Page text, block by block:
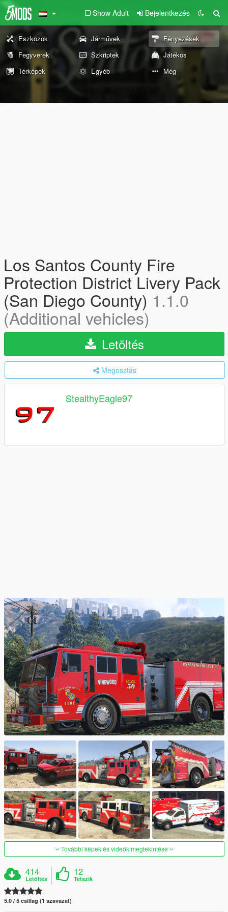
Show Adult Bejelentkezés
Eszközök Járművek
Fényezések
Fegyverek
Szkriptek
Játékos
Térképek
Egyéb Még
Los Santos County Fire
Protection District Livery Pack
(San Diego County) 1.1.0
(Additional vehicles)
Letöltés
Megosztás
StealthyEagle97
További képek és videók megtekintése
414
Letöltés
12
Tetszik
5.0 / 5 csillag (1 szavazat)